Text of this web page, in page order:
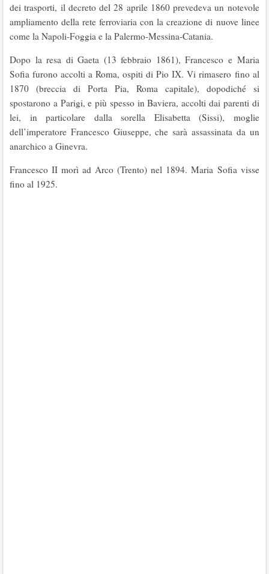
dei trasporti, il decreto del 28 aprile 1860 prevedeva un notevole
ampliamento della rete ferroviaria con la creazione di nuove linee
come la Napoli-Foggia e la Palermo-Messina-Catania.
Dopo la resa di Gaeta (13 febbraio 1861), Francesco e Maria
Sofia furono accolti a Roma, ospiti di Pio IX. Vi rimasero fino al
1870 (breccia di Porta Pia, Roma capitale), dopodiché si
spostarono a Parigi, e più spesso in Baviera, accolti dai parenti di
lei, in particolare dalla sorella Elisabetta (Sissi), moglie
dell’imperatore Francesco Giuseppe, che sarà assassinata da un
anarchico a Ginevra.
Francesco II morì ad Arco (Trento) nel 1894. Maria Sofia visse
fino al 1925.